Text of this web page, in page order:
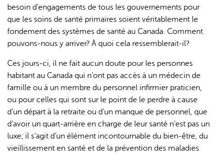
besoin d’engagements de tous les gouvernements pour
que les soins de santé primaires soient véritablement le
fondement des systèmes de santé au Canada. Comment
pouvons-nous y arriver? À quoi cela ressemblerait-il?
Ces jours-ci, il ne fait aucun doute pour les personnes
habitant au Canada qui n’ont pas accès à un médecin de
famille ou à un membre du personnel infirmier praticien,
ou pour celles qui sont sur le point de le perdre à cause
d’un départ à la retraite ou d’un manque de personnel, que
d’avoir un quart-arrière en charge de leur santé n’est pas un
luxe; il s’agit d’un élément incontournable du bien-être, du
vieillissement en santé et de la prévention des maladies